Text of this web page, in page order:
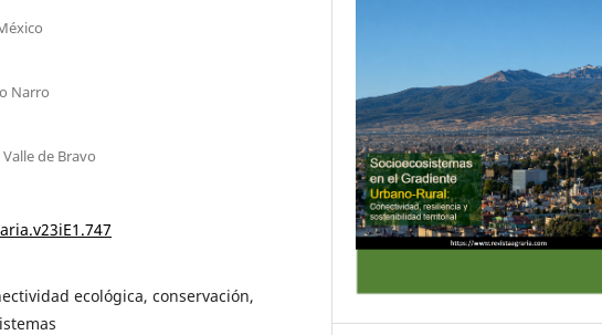
Narro
de Bravo
ecológica, conservación,